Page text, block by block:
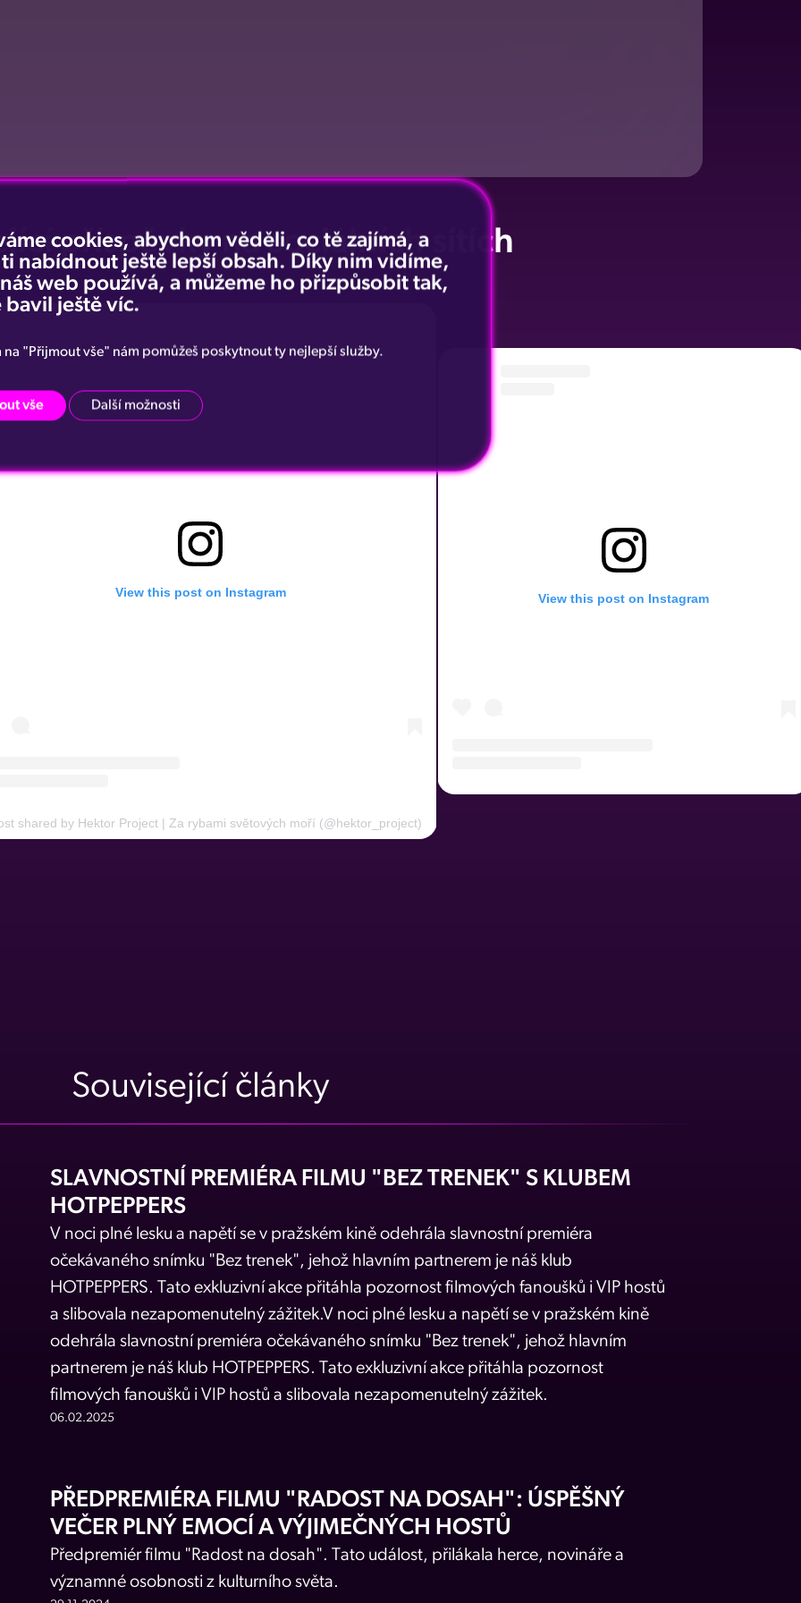
příspěvky na sociálních sítích
View this post on Instagram
shared by Hektor Project | Za rybami světových moří (@hektor_project)
View this post on Instagram
Související články
SLAVNOSTNÍ PREMIÉRA FILMU "BEZ TRENEK" S KLUBEM
HOTPEPPERS
V noci plné lesku a napětí se v pražském kině odehrála slavnostní premiéra
očekávaného snímku "Bez trenek", jehož hlavním partnerem je náš klub
HOTPEPPERS. Tato exkluzivní akce přitáhla pozornost filmových fanoušků i VIP hostů
a slibovala nezapomenutelný zážitek.V noci plné lesku a napětí se v pražském kině
odehrála slavnostní premiéra očekávaného snímku "Bez trenek", jehož hlavním
partnerem je náš klub HOTPEPPERS. Tato exkluzivní akce přitáhla pozornost
filmových fanoušků i VIP hostů a slibovala nezapomenutelný zážitek.
06.02.2025
PŘEDPREMIÉRA FILMU "RADOST NA DOSAH": ÚSPĚŠNÝ
VEČER PLNÝ EMOCÍ A VÝJIMEČNÝCH HOSTŮ
Předpremiér filmu "Radost na dosah". Tato událost, přilákala herce, novináře a
významné osobnosti z kulturního světa.
cookies, abychom věděli, co tě zajímá, a
nabídnout ještě lepší obsah. Díky nim vidíme,
náš web používá, a můžeme ho přizpůsobit tak,
bavil ještě víc.
na "Přijmout vše" nám pomůžeš poskytnout ty nejlepší služby.
vše Další možnosti